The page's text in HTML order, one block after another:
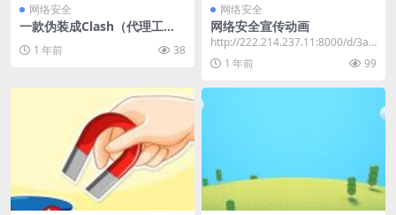
网络安全
一款伪装成Clash（代理工
1 年前 38
网络安全
网络安全宣传动画
http://222.214.237.11:8000/d/3ad
b10662e7...
1 年前 99